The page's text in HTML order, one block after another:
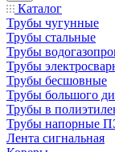
Каталог
Трубы чугунные
Трубы стальные
Трубы
Трубы
Трубы бесшовные
Трубы большого
Трубы в
Трубы напорные
Лента сигнальная